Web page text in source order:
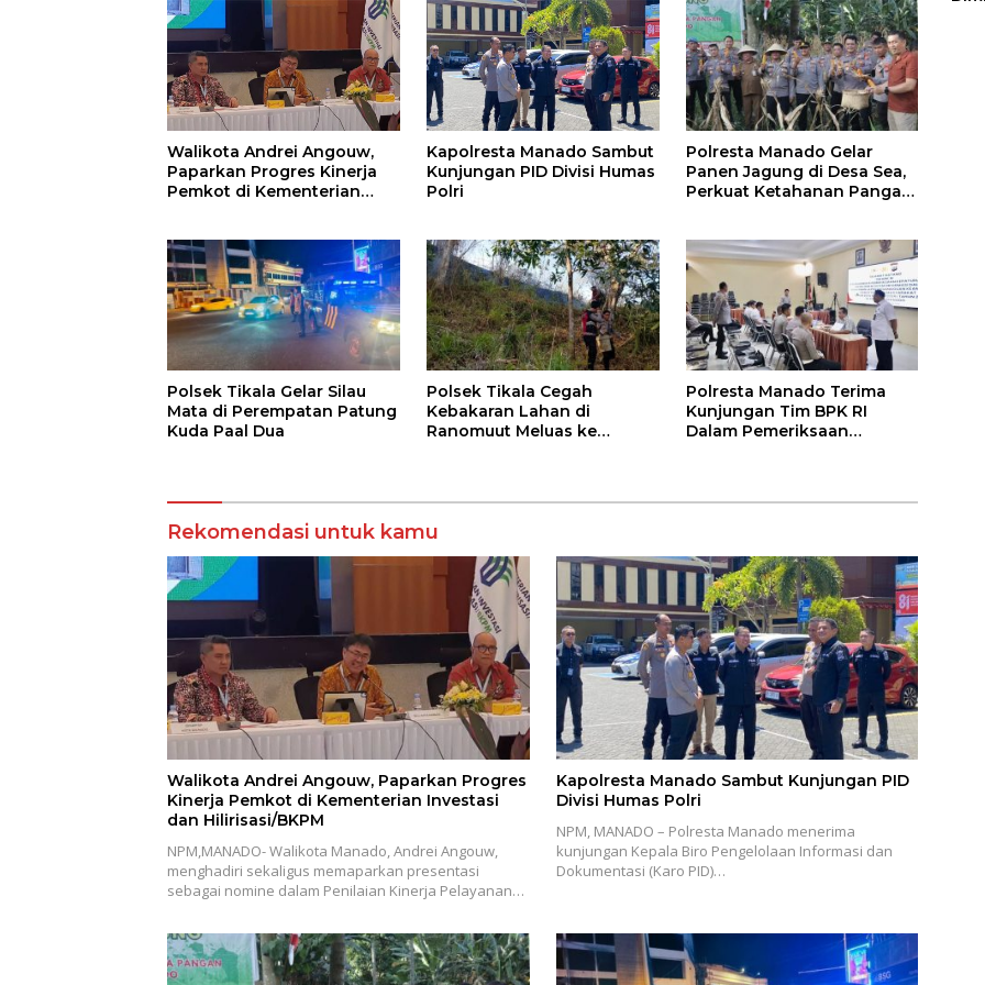
Walikota Andrei Angouw,
Paparkan Progres Kinerja
Pemkot di Kementerian
Kapolresta Manado Sambut
Kunjungan PID Divisi Humas
Polri
Polresta Manado Gelar
Panen Jagung di Desa Sea,
Perkuat Ketahanan Pangan
Polsek Tikala Gelar Silau
Mata di Perempatan Patung
Kuda Paal Dua
Polsek Tikala Cegah
Kebakaran Lahan di
Ranomuut Meluas ke
Polresta Manado Terima
Kunjungan Tim BPK RI
Dalam Pemeriksaan
Rekomendasi untuk kamu
Walikota Andrei Angouw, Paparkan Progres
Kinerja Pemkot di Kementerian Investasi
dan Hilirisasi/BKPM
NPM,MANADO- Walikota Manado, Andrei Angouw,
menghadiri sekaligus memaparkan presentasi
sebagai nomine dalam Penilaian Kinerja Pelayanan…
Kapolresta Manado Sambut Kunjungan PID
Divisi Humas Polri
NPM, MANADO – Polresta Manado menerima
kunjungan Kepala Biro Pengelolaan Informasi dan
Dokumentasi (Karo PID)…